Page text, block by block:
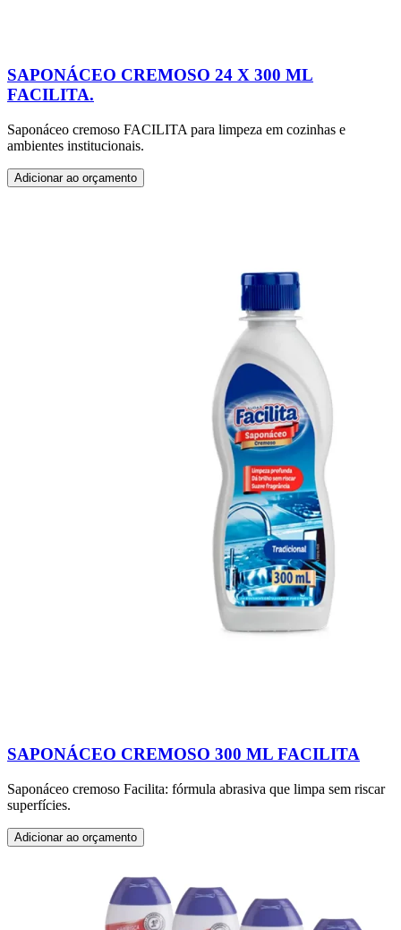
SAPONÁCEO CREMOSO 24 X 300 ML
FACILITA.
Saponáceo cremoso FACILITA para limpeza em cozinhas e
ambientes institucionais.
Adicionar ao orçamento
SAPONÁCEO CREMOSO 300 ML FACILITA
Saponáceo cremoso Facilita: fórmula abrasiva que limpa sem riscar
superfícies.
Adicionar ao orçamento